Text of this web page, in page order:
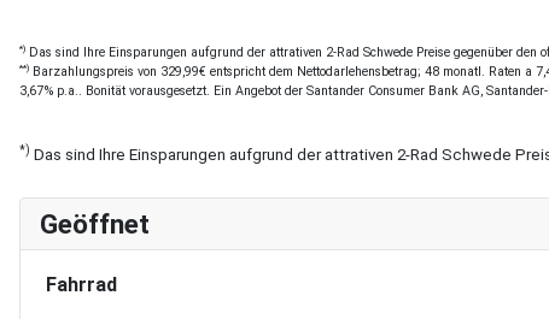
*) Das sind Ihre Einsparungen aufgrund der attrativen 2-Rad Schwede Preise gegenüber den
**) Barzahlungspreis von 329,99€ entspricht dem Nettodarlehensbetrag; 48 monatl. Raten a
3,67% p.a.. Bonität vorausgesetzt. Ein Angebot der Santander Consumer Bank AG,
*) Das sind Ihre Einsparungen aufgrund der attrativen 2-Rad Schwede
Geöffnet
Fahrrad